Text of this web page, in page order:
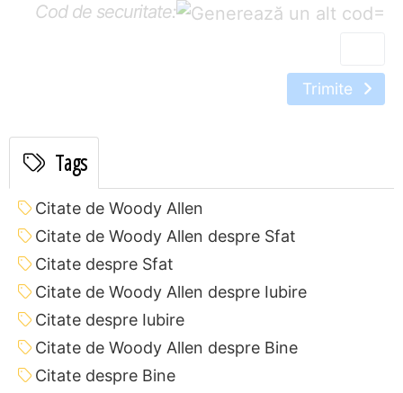
Cod de securitate: =
Trimite
Tags
Citate de Woody Allen
Citate de Woody Allen despre Sfat
Citate despre Sfat
Citate de Woody Allen despre Iubire
Citate despre Iubire
Citate de Woody Allen despre Bine
Citate despre Bine